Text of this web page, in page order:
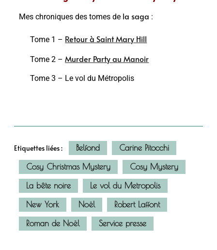
Mes chroniques des tomes de la saga :
Tome 1 – Retour à Saint Mary Hill
Tome 2 –Murder Party au Manoir
Tome 3 – Le vol du Métropolis
Etiquettes liées : Belfond
Carine Pitocchi
Cosy Christmas Mystery
Cosy Mystery
La bête noire
Le vol du Metropolis
New York
Noël
Robert Laffont
Roman de Noël
Service presse